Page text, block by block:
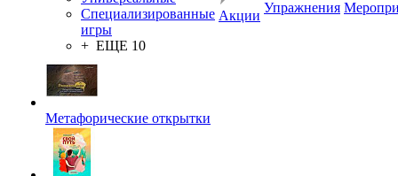
Специализированные
игры
+ ЕЩЕ 10
Метафорические открытки
Акции
Упражнения